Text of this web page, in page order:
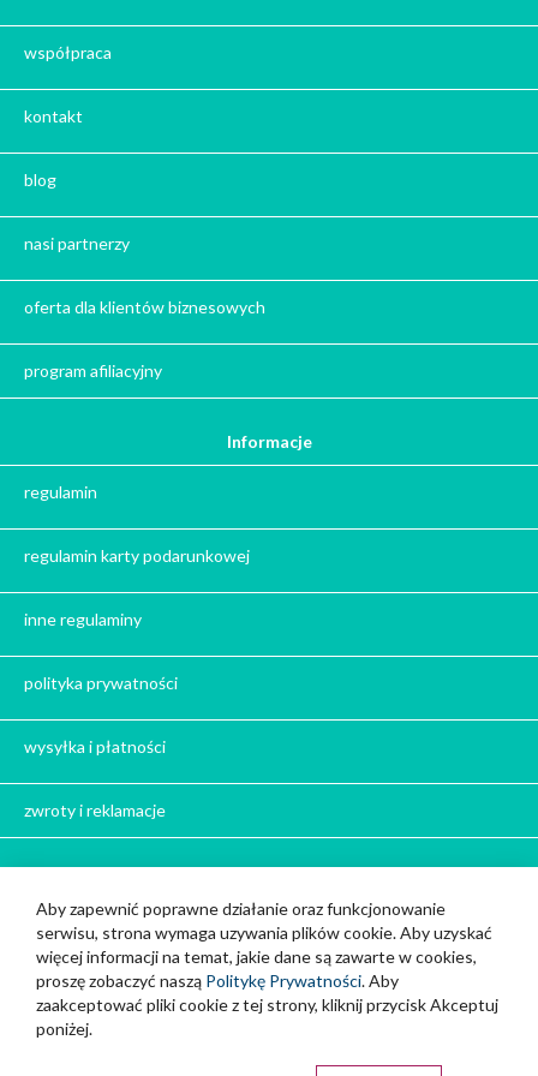
Prezent na Dzień Kobiet
Zima
Herbata - podziękowanie dla gości
Ile gram ma łyżeczka do herbaty?
Prezent na święta
Prezent dla chłopaka na święta
Prezent dla koleżanki na święta
Prezent dla mamy na święta
Prezent dla brata na święta
Prezenty dla mężczyzny na święta
Prezent dla kobiety na święta
Prezent dla szwagra na święta
współpraca
kontakt
blog
nasi partnerzy
oferta dla klientów biznesowych
program afiliacyjny
Informacje
regulamin
regulamin karty podarunkowej
inne regulaminy
polityka prywatności
wysyłka i płatności
zwroty i reklamacje
Bądź z nami w kontakcie
Cup and You z siedzibą w Strzelcach Opolskich
888 111 717
info@cupandyou.pl
Aby zapewnić poprawne działanie oraz funkcjonowanie
serwisu, strona wymaga uzywania plików cookie. Aby uzyskać
więcej informacji na temat, jakie dane są zawarte w cookies,
proszę zobaczyć naszą Politykę Prywatności. Aby
zaakceptować pliki cookie z tej strony, kliknij przycisk Akceptuj
poniżej.